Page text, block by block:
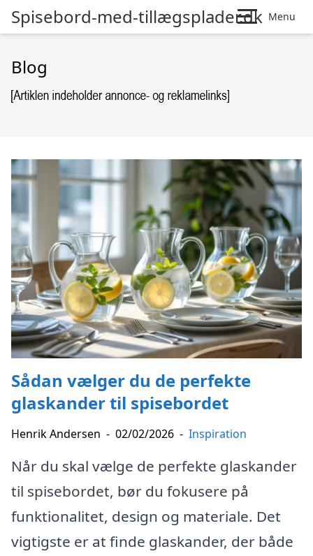
Spisebord-med-tillægsplader.dk Menu
Blog
Sådan vælger du de perfekte
glaskander til spisebordet
Henrik Andersen - 02/02/2026 - Inspiration
Når du skal vælge de perfekte glaskander
til spisebordet, bør du fokusere på
funktionalitet, design og materiale. Det
vigtigste er at finde glaskander, der både